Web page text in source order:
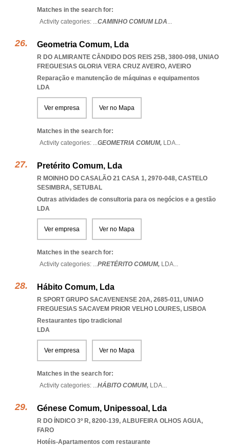
Matches in the search for:
Activity categories: ...CAMINHO COMUM LDA...
Geometria Comum, Lda
R DO ALMIRANTE CÂNDIDO DOS REIS 25B, 3800-098, UNIAO
FREGUESIAS GLORIA VERA CRUZ AVEIRO, AVEIRO
Reparação e manutenção de máquinas e equipamentos
LDA
Ver empresa Ver no Mapa
Matches in the search for:
Activity categories: ...GEOMETRIA COMUM, LDA...
Pretérito Comum, Lda
R MOINHO DO CASALÃO 21 CASA 1, 2970-048, CASTELO
SESIMBRA, SETUBAL
Outras atividades de consultoria para os negócios e a gestão
LDA
Ver empresa Ver no Mapa
Matches in the search for:
Activity categories: ...PRETÉRITO COMUM, LDA...
Hábito Comum, Lda
R SPORT GRUPO SACAVENENSE 20A, 2685-011, UNIAO
FREGUESIAS SACAVEM PRIOR VELHO LOURES, LISBOA
Restaurantes tipo tradicional
LDA
Ver empresa Ver no Mapa
Matches in the search for:
Activity categories: ...HÁBITO COMUM, LDA...
Génese Comum, Unipessoal, Lda
R DO ÍNDICO 3º R, 8200-139, ALBUFEIRA OLHOS AGUA,
FARO
Hotéis-Apartamentos com restaurante